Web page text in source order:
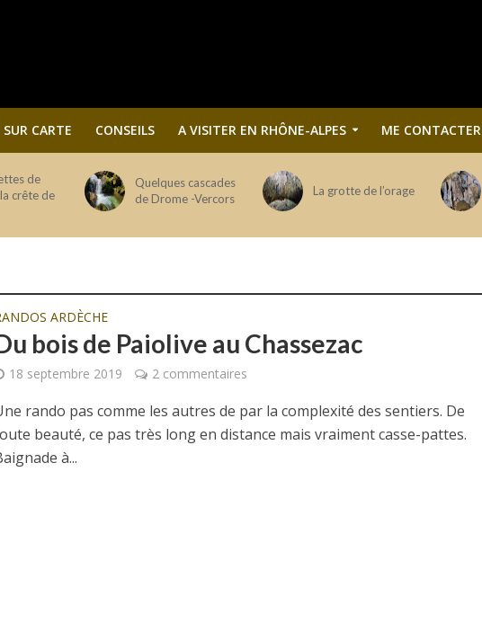
CARTE CONSEILS A VISITER EN RHÔNE-ALPES ME CONTACTER
de
crête de
Quelques cascades
de Drome -Vercors
La grotte de l’orage
ARDÈCHE
bois de Paiolive au Chassezac
18 septembre 2019 2 commentaires
rando pas comme les autres de par la complexité des sentiers. De
beauté, ce pas très long en distance mais vraiment casse-pattes.
à...